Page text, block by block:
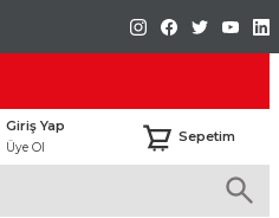
Giriş Yap
Üye Ol
Sepetim